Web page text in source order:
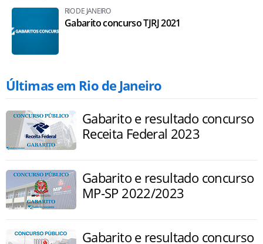
RIO DE JANEIRO
Gabarito concurso TJRJ 2021
Últimas em Rio de Janeiro
Gabarito e resultado concurso
Receita Federal 2023
Gabarito e resultado concurso
MP-SP 2022/2023
Gabarito e resultado concurso